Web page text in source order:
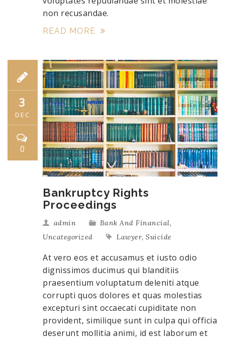
non recusandae.
READ MORE
3
DEC
0
Bankruptcy Rights
Proceedings
admin Bank And Financial,
Uncategorized
Lawyer, Suicide
At vero eos et accusamus et iusto odio
dignissimos ducimus qui blanditiis
praesentium voluptatum deleniti atque
corrupti quos dolores et quas molestias
excepturi sint occaecati cupiditate non
provident, similique sunt in culpa qui officia
deserunt mollitia animi, id est laborum et